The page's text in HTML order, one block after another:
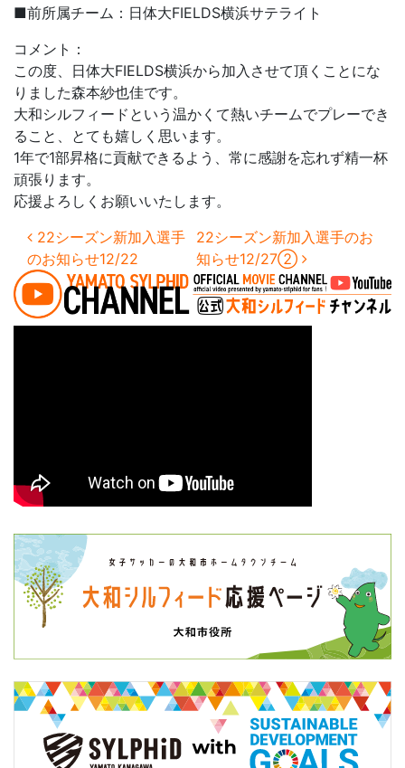
■前所属チーム：日体大FIELDS横浜サテライト
コメント：
この度、日体大FIELDS横浜から加入させて頂くことにな
りました森本紗也佳です。
大和シルフィードという温かくて熱いチームでプレーでき
ること、とても嬉しく思います。
1年で1部昇格に貢献できるよう、常に感謝を忘れず精一杯
頑張ります。
応援よろしくお願いいたします。
投稿ナビゲーション
22シーズン新加入選手
のお知らせ12/22
22シーズン新加入選手のお
知らせ12/27②